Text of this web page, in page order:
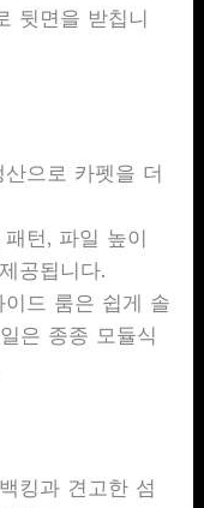
뒷면을 받칩니
으로 카펫을 더
턴, 파일 높이
공됩니다.
드 룸은 쉽게 솔
은 종종 모듈식
킹과 견고한 섬